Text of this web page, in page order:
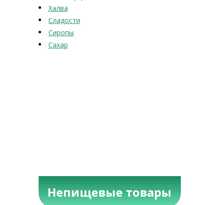
Халва
Сладости
Сиропы
Сахар
Непищевые товары